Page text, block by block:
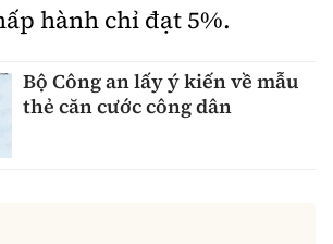
hành chỉ đạt 5%.
Bộ Công an lấy ý kiến về mẫu
thẻ căn cước công dân